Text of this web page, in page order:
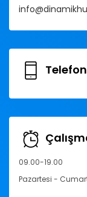
09.00-19.00
Pazartesi -